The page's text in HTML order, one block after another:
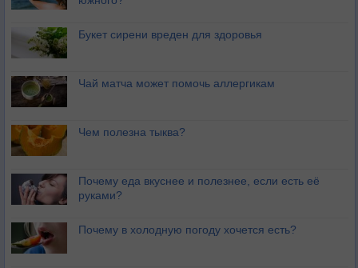
Букет сирени вреден для здоровья
Чай матча может помочь аллергикам
Чем полезна тыква?
Почему еда вкуснее и полезнее, если есть её
руками?
Почему в холодную погоду хочется есть?